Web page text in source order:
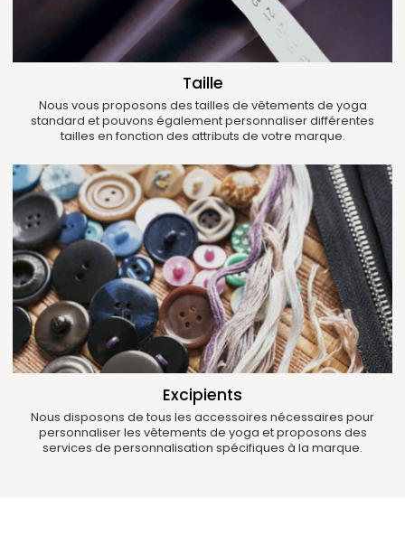
Taille
Nous vous proposons des tailles de vêtements de yoga
standard et pouvons également personnaliser différentes
tailles en fonction des attributs de votre marque.
Excipients
Nous disposons de tous les accessoires nécessaires pour
personnaliser les vêtements de yoga et proposons des
services de personnalisation spécifiques à la marque.